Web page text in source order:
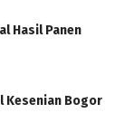
Hasil Panen
Kesenian Bogor